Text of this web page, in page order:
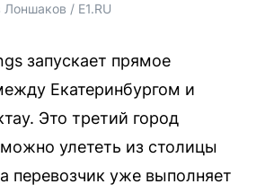
/ E1.RU
запускает прямое
Екатеринбургом и
Это третий город
улететь из столицы
перевозчик уже выполняет